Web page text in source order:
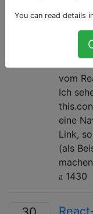
30
Mit
vom
Ich
eine
Link,
(als
1430
You can read details